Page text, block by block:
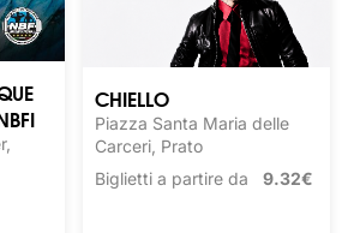
CHIELLO
Piazza Santa Maria delle
Carceri, Prato
Biglietti a partire da 9.32€